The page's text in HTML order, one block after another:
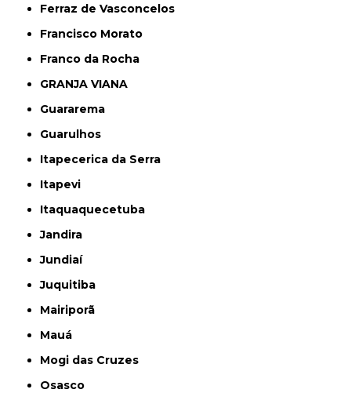
Ferraz de Vasconcelos
Francisco Morato
Franco da Rocha
GRANJA VIANA
Guararema
Guarulhos
Itapecerica da Serra
Itapevi
Itaquaquecetuba
Jandira
Jundiaí
Juquitiba
Mairiporã
Mauá
Mogi das Cruzes
Osasco